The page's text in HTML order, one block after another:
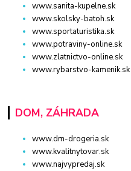
www.sanita-kupelne.sk
www.skolsky-batoh.sk
www.sportaturistika.sk
www.potraviny-online.sk
www.zlatnictvo-online.sk
www.rybarstvo-kamenik.sk
DOM, ZÁHRADA
www.dm-drogeria.sk
www.kvalitnytovar.sk
www.najvypredaj.sk